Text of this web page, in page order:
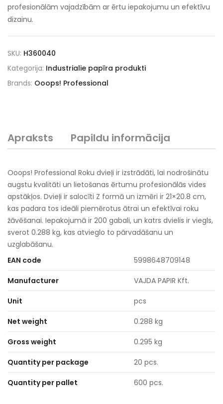
profesionālām vajadzībām ar ērtu iepakojumu un efektīvu
dizainu.
SKU: H360040
Kategorija: Industrialie papīra produkti
Brands: Ooops! Professional
Apraksts Papildu informācija
Ooops! Professional Roku dvieļi ir izstrādāti, lai nodrošinātu
augstu kvalitāti un lietošanas ērtumu profesionālās vides
apstākļos. Dvieļi ir salocīti Z formā un izmēri ir 21×20.8 cm,
kas padara tos ideāli piemērotus ātrai un efektīvai roku
žāvēšanai. Iepakojumā ir 200 gabali, un katrs dvielis ir viegls,
sverot 0.288 kg, kas atvieglo to pārvadāšanu un
uzglabāšanu.
EAN code
5998648709148
Manufacturer VAJDA PAPIR Kft.
Unit pcs
Net weight 0.288 kg
Gross weight 0.295 kg
Quantity per package 20 pcs.
Quantity per pallet 600 pcs.